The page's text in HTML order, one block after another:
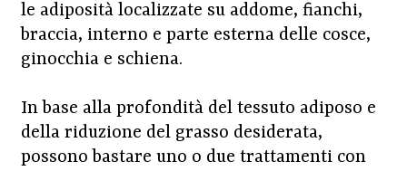
le adiposità localizzate su addome, fianchi,
braccia, interno e parte esterna delle cosce,
ginocchia e schiena.
In base alla profondità del tessuto adiposo e
della riduzione del grasso desiderata,
possono bastare uno o due trattamenti con